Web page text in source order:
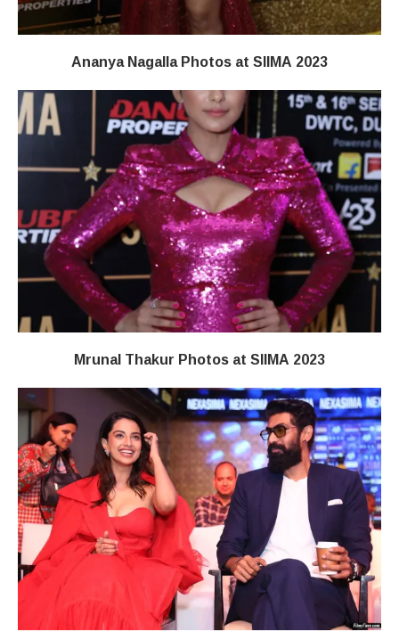
Ananya Nagalla Photos at SIIMA 2023
Mrunal Thakur Photos at SIIMA 2023